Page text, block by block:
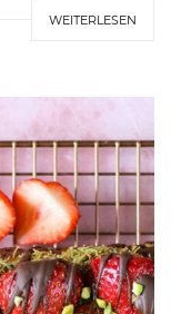
WEITERLESEN